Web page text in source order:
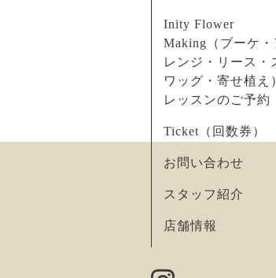
Inity Flower
Making（ブーケ・
レンジ・リース・
ワッグ・寄せ植え
レッスンのご予約
Ticket（回数券）
お問い合わせ
スタッフ紹介
店舗情報